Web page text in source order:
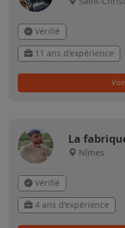
Vérifié
11 ans d'expérience
La
Nîmes
Vérifié
4 ans d'expérience